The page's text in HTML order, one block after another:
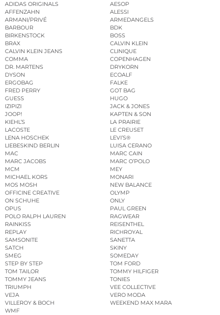
ADIDAS ORIGINALS
AESOP
AFFENZAHN
ALESSI
ARMANI/PRIVÉ
ARMEDANGELS
BARBOUR
BDK
BIRKENSTOCK
BOSS
BRAX
CALVIN KLEIN
CALVIN KLEIN JEANS
CLINIQUE
COMMA
COPENHAGEN
DR. MARTENS
DRYKORN
DYSON
ECOALF
ERGOBAG
FALKE
FRED PERRY
GOT BAG
GUESS
HUGO
IZIPIZI
JACK & JONES
JOOP!
KAPTEN & SON
KIEHL’S
LA PRAIRIE
LACOSTE
LE CREUSET
LENA HOSCHEK
LEVI’S®
LIEBESKIND BERLIN
LUISA CERANO
MAC
MARC CAIN
MARC JACOBS
MARC O’POLO
MCM
MEY
MICHAEL KORS
MONARI
MOS MOSH
NEW BALANCE
OFFICINE CREATIVE
OLYMP
ON SCHUHE
ONLY
OPUS
PAUL GREEN
POLO RALPH LAUREN
RAGWEAR
RAINKISS
REISENTHEL
REPLAY
RICHROYAL
SAMSONITE
SANETTA
SATCH
SKINY
SMEG
SOMEDAY
STEP BY STEP
TOM FORD
TOM TAILOR
TOMMY HILFIGER
TOMMY JEANS
TONIES
TRIUMPH
VEE COLLECTIVE
VEJA
VERO MODA
VILLEROY & BOCH
WEEKEND MAX MARA
WMF